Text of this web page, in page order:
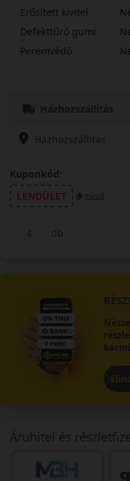
Erősített kivitel
Defekttűrő gumi
Peremvédő
Házhozszállítás
Házhozszállítás
Kuponkód:
LENDÜLET
másol
db
Áruhitel és